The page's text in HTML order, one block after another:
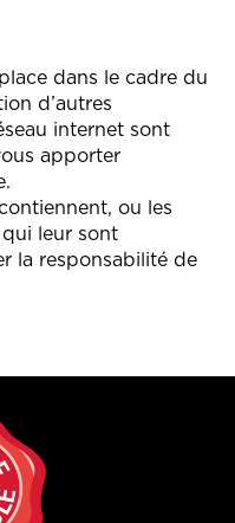
dans le cadre du
d’autres
internet sont
apporter
ou les
leur sont
la responsabilité de